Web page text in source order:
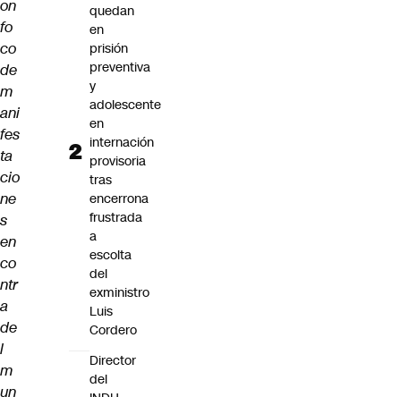
on
fo
co
de
m
ani
fes
ta
cio
ne
s
en
co
ntr
a
de
l
m
un
quedan
en
prisión
preventiva
y
adolescente
en
internación
provisoria
tras
encerrona
frustrada
a
escolta
del
exministro
Luis
Cordero
Director
del